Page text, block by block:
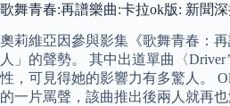
歌舞青春:再譜樂曲:卡拉ok版: 新聞
奧莉維亞因參與影集《歌舞青春：
人」的聲勢。 其中出道單曲〈
性，可見得她的影響力有多驚人。
的一片罵聲，該曲推出後兩人就再